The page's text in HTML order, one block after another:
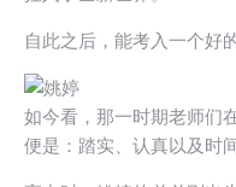
自此之后，能考入一个好
如今看，那一时期老师们
便是：踏实、认真以及时